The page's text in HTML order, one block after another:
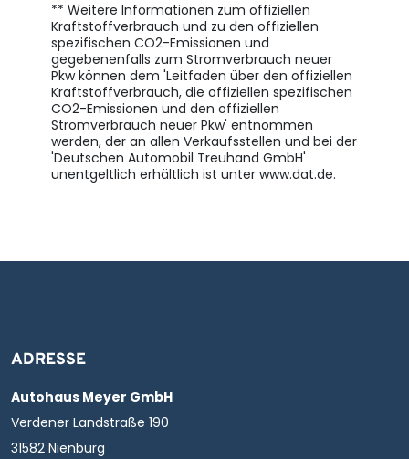
** Weitere Informationen zum offiziellen
Kraftstoffverbrauch und zu den offiziellen
spezifischen CO2-Emissionen und
gegebenenfalls zum Stromverbrauch neuer
Pkw können dem 'Leitfaden über den offiziellen
Kraftstoffverbrauch, die offiziellen spezifischen
CO2-Emissionen und den offiziellen
Stromverbrauch neuer Pkw' entnommen
werden, der an allen Verkaufsstellen und bei der
'Deutschen Automobil Treuhand GmbH'
unentgeltlich erhältlich ist unter www.dat.de.
ADRESSE
Autohaus Meyer GmbH
Verdener Landstraße 190
31582 Nienburg